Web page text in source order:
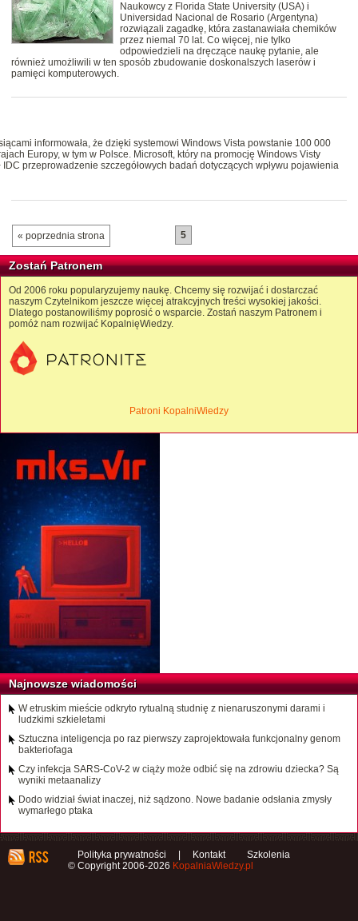
Naukowcy z Florida State University (USA) i
Universidad Nacional de Rosario (Argentyna)
rozwiązali zagadkę, która zastanawiała chemików
przez niemal 70 lat. Co więcej, nie tylko
odpowiedzieli na dręczące naukę pytanie, ale
również umożliwili w ten sposób zbudowanie doskonalszych laserów i
pamięci komputerowych.
informowała, że dzięki systemowi Windows Vista powstanie 100 000
Europy, w tym w Polsce. Microsoft, który na promocję Windows Visty
przeprowadzenie szczegółowych badań dotyczących wpływu pojawienia
« poprzednia strona 5
Zostań Patronem
Od 2006 roku popularyzujemy naukę. Chcemy się rozwijać i dostarczać
naszym Czytelnikom jeszcze więcej atrakcyjnych treści wysokiej jakości.
Dlatego postanowiliśmy poprosić o wsparcie. Zostań naszym Patronem i
pomóż nam rozwijać KopalnięWiedzy.
Patroni KopalniWiedzy
Najnowsze wiadomości
W etruskim mieście odkryto rytualną studnię z nienaruszonymi darami i
ludzkimi szkieletami
Sztuczna inteligencja po raz pierwszy zaprojektowała funkcjonalny genom
bakteriofaga
Czy infekcja SARS-CoV-2 w ciąży może odbić się na zdrowiu dziecka? Są
wyniki metaanalizy
Dodo widział świat inaczej, niż sądzono. Nowe badanie odsłania zmysły
wymarłego ptaka
Polityka prywatności Kontakt
Szkolenia
© Copyright 2006-2026 KopalniaWiedzy.pl